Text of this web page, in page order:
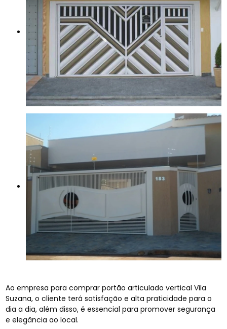
Ao empresa para comprar portão articulado vertical Vila
Suzana, o cliente terá satisfação e alta praticidade para o
dia a dia, além disso, é essencial para promover segurança
e elegância ao local.